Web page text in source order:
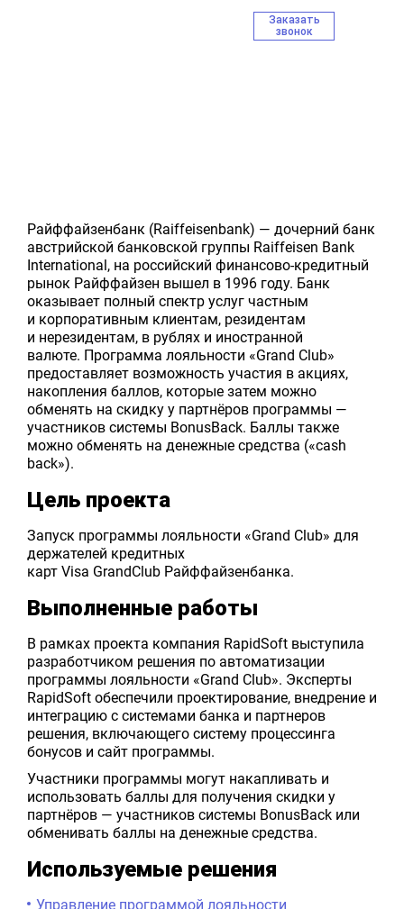
Заказать
звонок
Райффайзенбанк (Raiffeisenbank) — дочерний банк
австрийской банковской группы Raiffeisen Bank
International, на российский финансово-кредитный
рынок Райффайзен вышел в 1996 году. Банк
оказывает полный спектр услуг частным
и корпоративным клиентам, резидентам
и нерезидентам, в рублях и иностранной
валюте. Программа лояльности «Grand Club»
предоставляет возможность участия в акциях,
накопления баллов, которые затем можно
обменять на скидку у партнёров программы —
участников системы BonusBack. Баллы также
можно обменять на денежные средства («cash
back»).
Цель проекта
Запуск программы лояльности «Grand Club» для
держателей кредитных
карт Visa GrandClub Райффайзенбанка.
Выполненные работы
В рамках проекта компания RapidSoft выступила
разработчиком решения по автоматизации
программы лояльности «Grand Club». Эксперты
RapidSoft обеспечили проектирование, внедрение и
интеграцию с системами банка и партнеров
решения, включающего систему процессинга
бонусов и сайт программы.
Участники программы могут накапливать и
использовать баллы для получения скидки у
партнёров — участников системы BonusBack или
обменивать баллы на денежные средства.
Используемые решения
Управление программой лояльности